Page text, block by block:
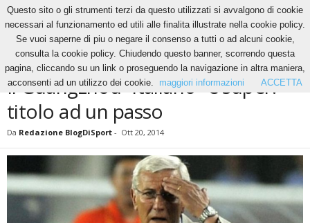
News Il Guangzhou “italiano” è super: titolo ad un passo
NEWS
Il Guangzhou “italiano” è super:
titolo ad un passo
Da Redazione BlogDiSport - Ott 20, 2014
Questo sito o gli strumenti terzi da questo utilizzati si avvalgono di cookie
necessari al funzionamento ed utili alle finalita illustrate nella cookie policy.
Se vuoi saperne di piu o negare il consenso a tutti o ad alcuni cookie,
consulta la cookie policy. Chiudendo questo banner, scorrendo questa
pagina, cliccando su un link o proseguendo la navigazione in altra maniera,
acconsenti ad un utilizzo dei cookie.
maggiori informazioni ACCETTA